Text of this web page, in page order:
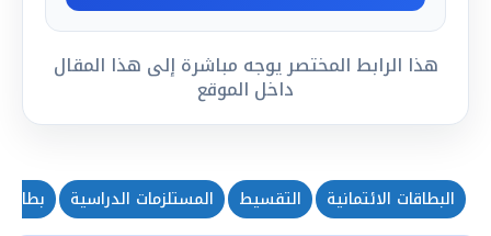
هذا الرابط المختصر يوجه مباشرة إلى هذا المقال
داخل الموقع
البطاقات الائتمانية التقسيط المستلزمات الدراسية